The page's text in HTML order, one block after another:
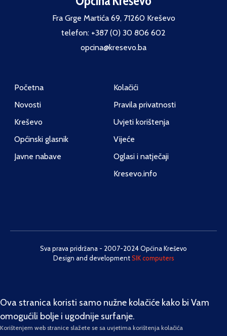
Fra Grge Martića 69, 71260 Kreševo
telefon: +387 (0) 30 806 602
opcina@kresevo.ba
Početna
Novosti
Kreševo
Općinski glasnik
Javne nabave
Kolačići
Pravila privatnosti
Uvjeti korištenja
Vijeće
Oglasi i natječaji
Kresevo.info
Sva prava pridržana - 2007-2024 Općina Kreševo
Design and developmentSIK computers
Ova stranica koristi samo nužne kolačiće kako bi Vam
omogućili bolje i ugodnije surfanje.
Korištenjem web stranice slažete se sa uvjetima korištenja kolačića